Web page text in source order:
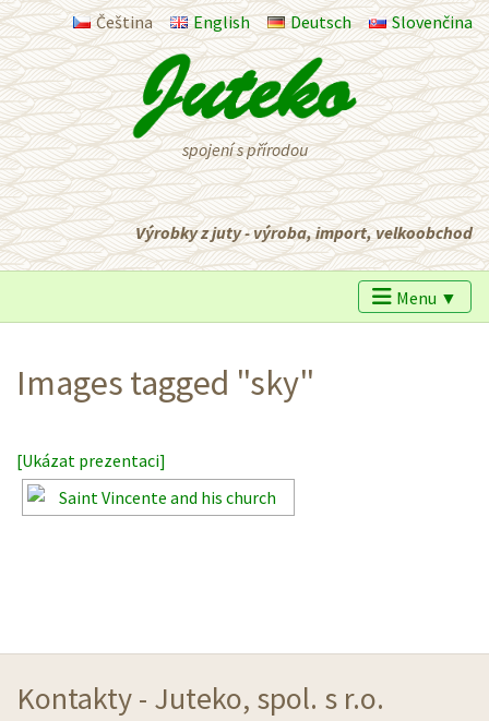
Čeština English Deutsch Slovenčina
spojení s přírodou
Výrobky z juty - výroba, import, velkoobchod
Menu ▼
Images tagged "sky"
[Ukázat prezentaci]
Kontakty - Juteko, spol. s r.o.